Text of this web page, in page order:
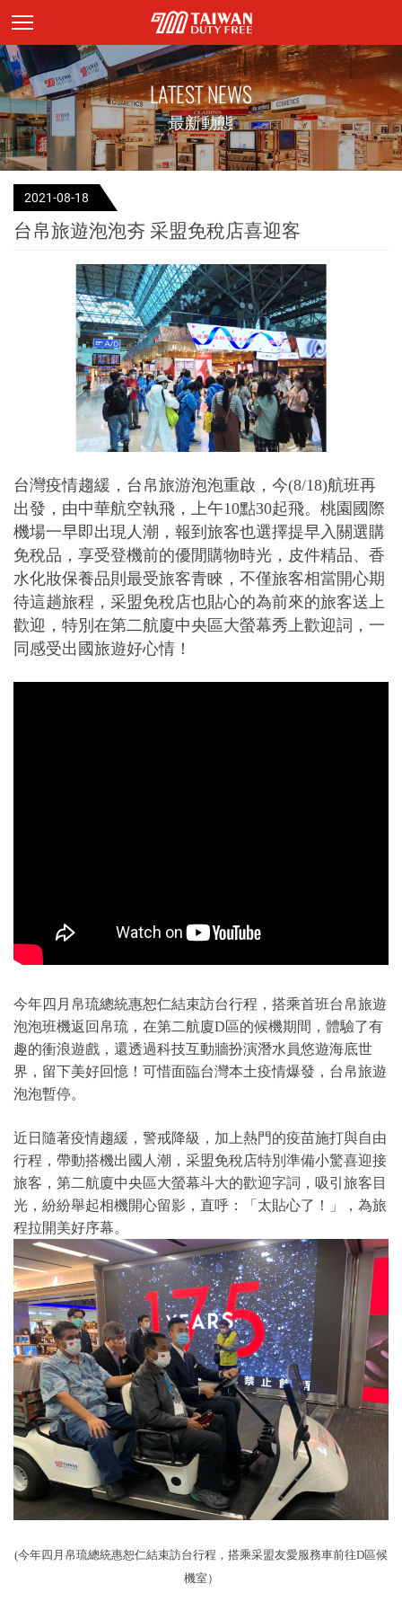
頁面主標題
LATEST NEWS
最新動態
2021-08-18
台帛旅遊泡泡夯 采盟免稅店喜迎客
台灣疫情趨緩，台帛旅游泡泡重啟，今(8/18)航班再
出發，由中華航空執飛，上午10點30起飛。桃園國際
機場一早即出現人潮，報到 旅客也選擇提早入關選購
免稅品，享受登機前的優閒購物時光，皮件精品、香
水化妝保養品則最受旅客青睞， 不僅旅客相當開心期
待這趟旅程，采盟免稅店也貼心的為前來的旅客送上
歡迎，特別在第二航廈中央區大螢幕秀上歡迎詞，一
同感受出國旅遊好心情！
今年四月帛琉總統惠恕仁結束訪台行程，搭乘首班台帛旅遊
泡泡班機返回帛琉，在第二航廈D區的候機期間，體驗了有
趣的衝浪遊戲，還透過科技互動牆扮演潛水員悠遊海底世
界，留下美好回憶！可惜面臨台灣本土疫情爆發，台帛旅遊
泡泡暫停。
近日隨著疫情趨緩，警戒降級，加上熱門的疫苗施打與自由
行程，帶動搭機出國人潮，采盟免稅店特別準備小驚喜迎接
旅客，第二航廈中央區大螢幕斗大的歡迎字詞，吸引旅客目
光，紛紛舉起相機開心留影，直呼：「太貼心了！」，為旅
程拉開美好序幕。
(今年四月帛琉總統惠恕仁結束訪台行程，搭乘采盟友愛服務車前往D區候
機室）